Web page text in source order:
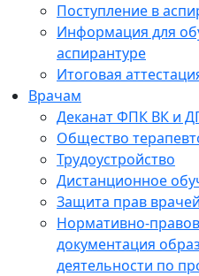
Поступление в
Информация для
аспирантуре
Итоговая
Врачам
Деканат ФПК ВК и
Общество
Трудоустройство
Дистанционное
Защита прав врачей
Нормативно-
документация
деятельности по